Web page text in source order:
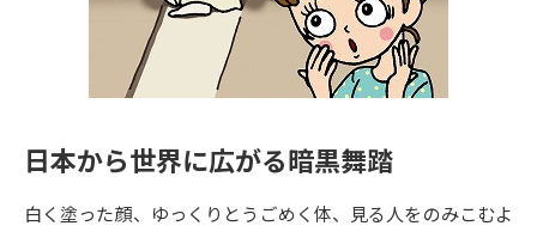
大学入学共通テスト「受験上の
配慮案内」の請求
高等学校卒業程度認定試験
高等学校（情報）教員資格認定
日本から世界に広がる暗黒舞踏
白く塗った顔、ゆっくりとうごめく体、見る人をのみこむよ